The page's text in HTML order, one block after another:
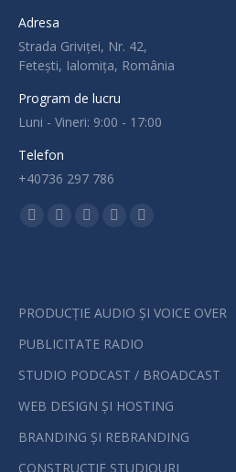
Adresa
Strada Griviței, Nr. 42,
Fetești, Ialomița, România
Program de lucru
Luni - Vineri: 9:00 - 17:00
Telefon
+40736 297 786
Find us on:
Facebook
new
window
Instagram
new
window
Mail
new
window
SoundCloud
new
window
Whatsapp
new
window
PRODUCȚIE AUDIO ȘI VOICE OVER
PUBLICITATE RADIO
STUDIO PODCAST / BROADCAST
WEB DESIGN ȘI HOSTING
BRANDING ȘI REBRANDING
CONSTRUCȚIE STUDIOURI